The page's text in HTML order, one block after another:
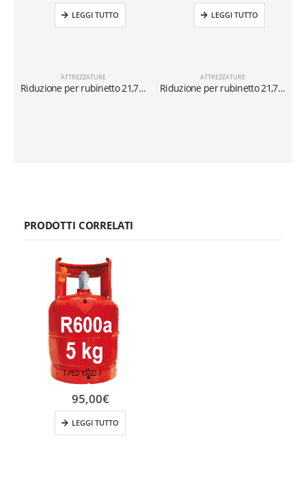
ATTREZZATURE
Riduzione per rubinetto 21,7″-1/14 x 1/4″SX
LEGGI TUTTO
ATTREZZATURE
Riduzione per rubinetto 21,7″-1/14 x 5/16″SX
LEGGI TUTTO
PRODOTTI CORRELATI
95,00€
LEGGI TUTTO